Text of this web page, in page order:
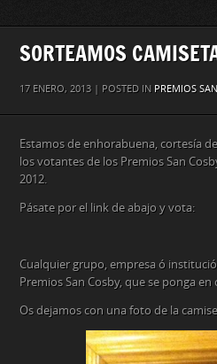
SORTEAMOS
17 ENERO, 2013 | POSTED IN PREMIOS
Estamos de enhorabuena, cortesía
los votantes de los Premios San
2012.
Pásate por el link de abajo y vota:
Cualquier grupo, empresa ó
Premios San Cosby, que se ponga
Os dejamos con una foto de la